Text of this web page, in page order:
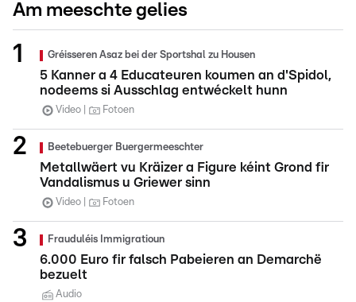
Am meeschte gelies
Gréisseren Asaz bei der Sportshal zu Housen
5 Kanner a 4 Educateuren koumen an d'Spidol,
nodeems si Ausschlag entwéckelt hunn
Video Fotoen
Beetebuerger Buergermeeschter
Metallwäert vu Kräizer a Figure kéint Grond fir
Vandalismus u Griewer sinn
Video Fotoen
Frauduléis Immigratioun
6.000 Euro fir falsch Pabeieren an Demarchë
bezuelt
Audio